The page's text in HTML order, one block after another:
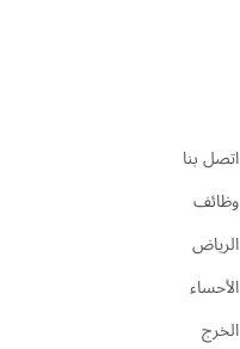
اتصل بنا
وظائف
الرياض
الأحساء
الخرج